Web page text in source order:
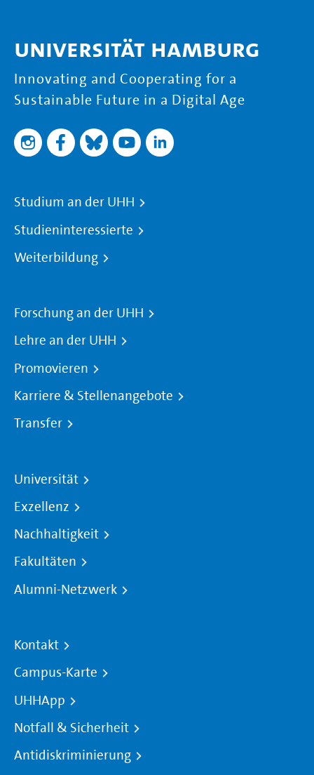
Universität Hamburg
Innovating and Cooperating for a
Sustainable Future in a Digital Age
Studium an der UHH
Studieninteressierte
Weiterbildung
Forschung an der UHH
Lehre an der UHH
Promovieren
Karriere & Stellenangebote
Transfer
Universität
Exzellenz
Nachhaltigkeit
Fakultäten
Alumni-Netzwerk
Kontakt
Campus-Karte
UHHApp
Notfall & Sicherheit
Antidiskriminierung